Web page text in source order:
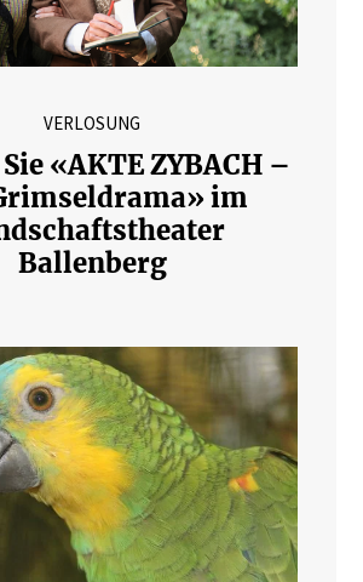
VERLOSUNG
«AKTE ZYBACH –
im
Ballenberg